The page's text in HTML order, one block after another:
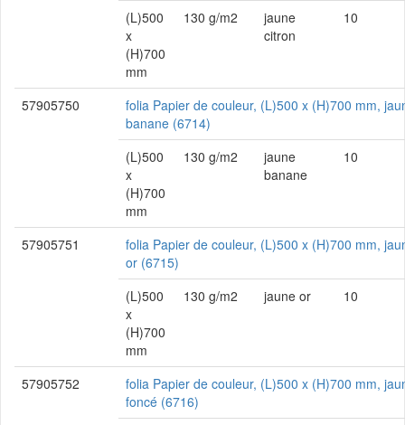
(L)500
x
(H)700
mm
130 g/m2
jaune
citron
10
57905750
folia Papier de couleur, (L)500 x (H)700 mm,
banane (6714)
(L)500
x
(H)700
mm
130 g/m2
jaune
banane
10
57905751
folia Papier de couleur, (L)500 x (H)700 mm,
or (6715)
(L)500
x
(H)700
mm
130 g/m2 jaune or 10
57905752
folia Papier de couleur, (L)500 x (H)700 mm,
foncé (6716)